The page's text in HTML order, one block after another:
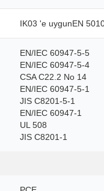
IK03 'e uygunEN
EN/IEC 60947-5-5
EN/IEC 60947-5-4
CSA C22.2 No 14
EN/IEC 60947-5-1
JIS C8201-5-1
EN/IEC 60947-1
UL 508
JIS C8201-1